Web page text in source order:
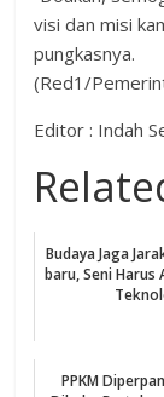
visi dan misi
pungkasnya.
(Red1/
Editor : Indah
Budaya Jaga
baru, Seni Harus
PPKM